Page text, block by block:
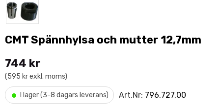
CMT Spännhylsa och mutter 12,7mm
744 kr
(595 kr exkl. moms)
• I lager (3-8 dagars leverans) Art.Nr: 796,727,00